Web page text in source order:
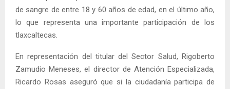
de sangre de entre 18 y 60 años de edad, en el último año,
lo que representa una importante participación de los
tlaxcaltecas.
En representación del titular del Sector Salud, Rigoberto
Zamudio Meneses, el director de Atención Especializada,
Ricardo Rosas aseguró que si la ciudadanía participa de